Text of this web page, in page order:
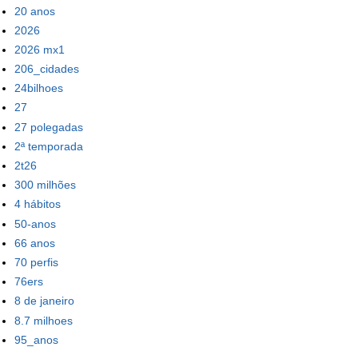
20 anos
2026
2026 mx1
206_cidades
24bilhoes
27
27 polegadas
2ª temporada
2t26
300 milhões
4 hábitos
50-anos
66 anos
70 perfis
76ers
8 de janeiro
8.7 milhoes
95_anos